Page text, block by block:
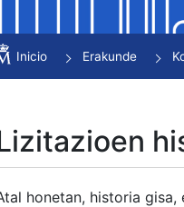
Erakutsi/Ezkutatu
Erakutsi/Ezkutatu
Inicio Erakunde
honetan, historia